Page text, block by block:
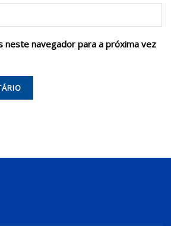
neste navegador para a próxima vez